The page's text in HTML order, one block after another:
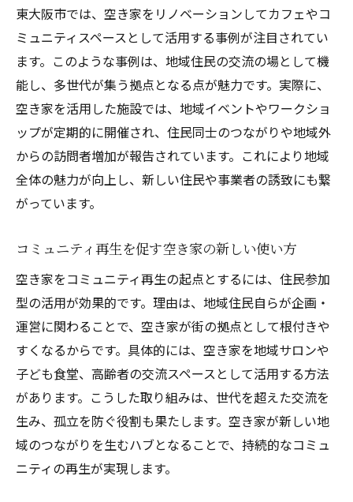
活用事例に学ぶ空き家の価値向上戦略
空き家の相談先を知る東大阪市のポイント
東大阪市で空き家相談を始める手順と流れ
空き家バンクを利用した相談の進め方
行政や専門家の空き家相談サポート体制
空き家問題を早期に相談するメリット
東大阪市の空き家相談窓口の活用方法
相談事例から見る空き家解決の第一歩
空き家をシェアハウスで活用する実践ポイ
ント
交流拠点に変える空き家リノベの成功条件
空き家を人が集まる場所へ変える工夫
シェアスペースとしての空き家活用事例
地域交流を生む空き家プロジェクトの魅力
空き家の新活用で生まれる地域連携の形
東大阪市で空き家を有効活用するための秘訣
空き家活用成功のカギは地域ニーズの把握
東大阪市では、空き家をリノベーションしてカフェやコ
ミュニティスペースとして活用する事例が注目されてい
ます。このような事例は、地域住民の交流の場として機
能し、多世代が集う拠点となる点が魅力です。実際に、
空き家を活用した施設では、地域イベントやワークショ
ップが定期的に開催され、住民同士のつながりや地域外
からの訪問者増加が報告されています。これにより地域
全体の魅力が向上し、新しい住民や事業者の誘致にも繋
がっています。
コミュニティ再生を促す空き家の新しい使い方
空き家をコミュニティ再生の起点とするには、住民参加
型の活用が効果的です。理由は、地域住民自らが企画・
運営に関わることで、空き家が街の拠点として根付きや
すくなるからです。具体的には、空き家を地域サロンや
子ども食堂、高齢者の交流スペースとして活用する方法
があります。こうした取り組みは、世代を超えた交流を
生み、孤立を防ぐ役割も果たします。空き家が新しい地
域のつながりを生むハブとなることで、持続的なコミュ
ニティの再生が実現します。